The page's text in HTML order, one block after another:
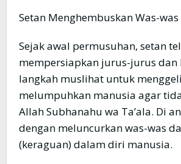
Setan Menghembuskan Was-
Sejak awal permusuhan, setan
mempersiapkan jurus-jurus dan
langkah muslihat untuk
melumpuhkan manusia agar
Allah Subhanahu wa Ta’ala. Di
dengan meluncurkan was-was
(keraguan) dalam diri manusia.